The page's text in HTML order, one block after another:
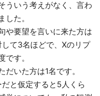
ういう考えがなく、言わ
た。
や要望を言いに来た方は
て3名ほどで、Xのリプ
す。
いた方は1名です。
と仮定すると5人くら